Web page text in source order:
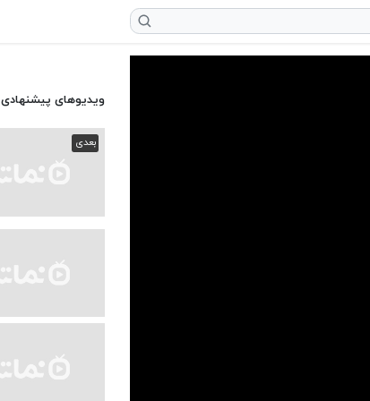
ویدیوهای پیشنهادی
بعدی